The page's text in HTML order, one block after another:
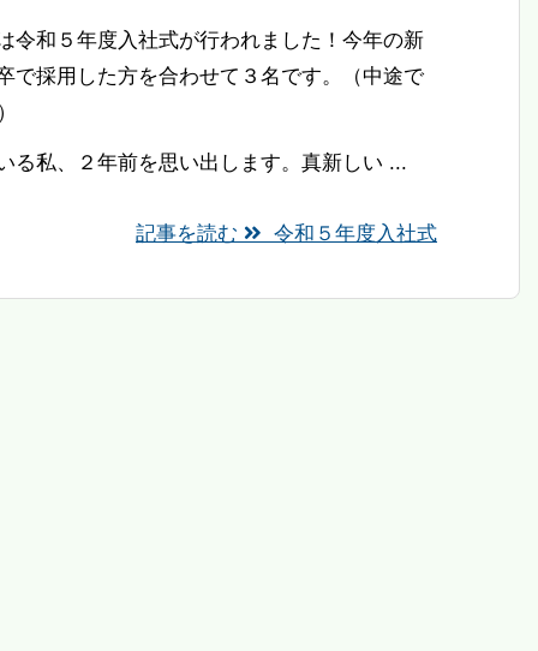
令和５年度入社式が行われました！今年の新
で採用した方を合わせて３名です。（中途で
る私、２年前を思い出します。真新しい ...
記事を読む 令和５年度入社式